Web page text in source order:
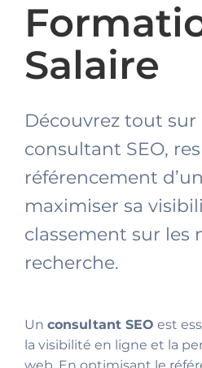
Salaire
Découvrez tout
consultant SEO,
référencement
maximiser sa
classement sur les
recherche.
Un consultant SEO est
la visibilité en ligne et la